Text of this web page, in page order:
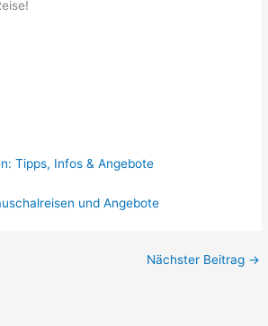
Tipps, Infos & Angebote
und Angebote
Nächster Beitrag →